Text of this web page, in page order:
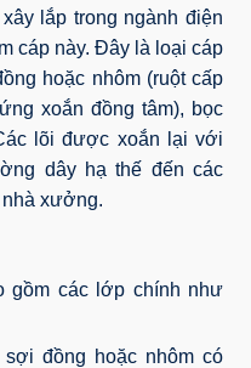
lắp trong ngành điện
cáp này. Đây là loại cáp
hoặc nhôm (ruột cấp
xoắn đồng tâm), bọc
lõi được xoắn lại với
dây hạ thế đến các
xưởng.
gồm các lớp chính như
đồng hoặc nhôm có